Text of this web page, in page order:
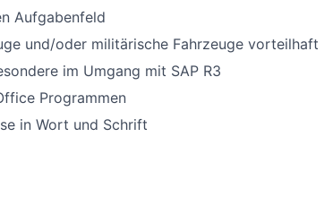
Aufgabenfeld
und/oder militärische Fahrzeuge vorteilhaft
im Umgang mit SAP R3
Programmen
in Wort und Schrift